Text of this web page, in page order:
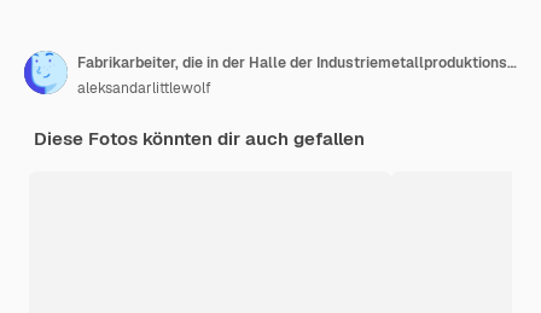
Fabrikarbeiter, die in der Halle der Industriemetallproduktionslinie zusammenarbeiten
aleksandarlittlewolf
Diese Fotos könnten dir auch gefallen